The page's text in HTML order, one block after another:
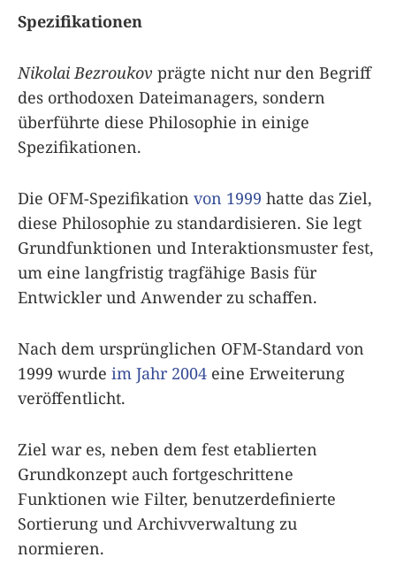
Spezifikationen
Nikolai Bezroukov prägte nicht nur den Begriff
des orthodoxen Dateimanagers, sondern
überführte diese Philosophie in einige
Spezifikationen.
Die OFM-Spezifikation von 1999 hatte das Ziel,
diese Philosophie zu standardisieren. Sie legt
Grundfunktionen und Interaktionsmuster fest,
um eine langfristig tragfähige Basis für
Entwickler und Anwender zu schaffen.
Nach dem ursprünglichen OFM-Standard von
1999 wurde im Jahr 2004 eine Erweiterung
veröffentlicht.
Ziel war es, neben dem fest etablierten
Grundkonzept auch fortgeschrittene
Funktionen wie Filter, benutzerdefinierte
Sortierung und Archivverwaltung zu
normieren.